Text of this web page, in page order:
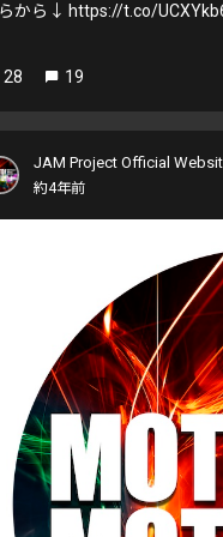
から↓ https://t.co/
28 19
JAM Project Official
約4年前